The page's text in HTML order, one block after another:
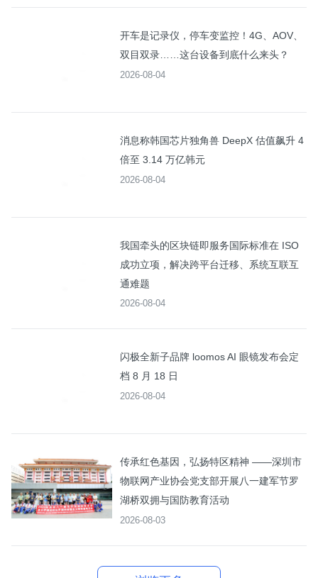
开车是记录仪，停车变监控！4G、AOV、
双目双录……这台设备到底什么来头？
2026-08-04
消息称韩国芯片独角兽 DeepX 估值飙升 4
倍至 3.14 万亿韩元
2026-08-04
我国牵头的区块链即服务国际标准在 ISO
成功立项，解决跨平台迁移、系统互联互
通难题
2026-08-04
闪极全新子品牌 loomos AI 眼镜发布会定
档 8 月 18 日
2026-08-04
传承红色基因，弘扬特区精神 ——深圳市
物联网产业协会党支部开展八一建军节罗
湖桥双拥与国防教育活动
2026-08-03